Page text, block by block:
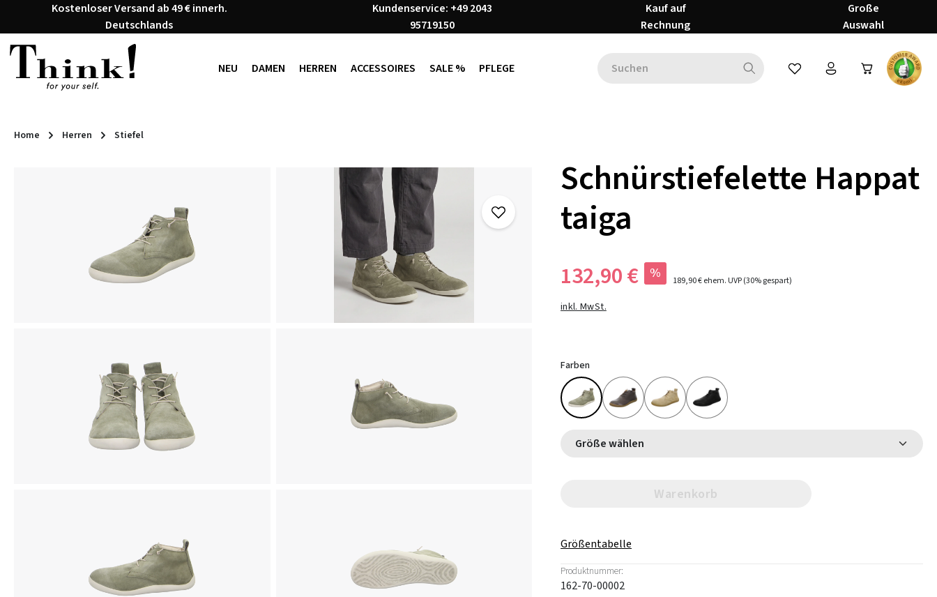
Hauptinhalt springen
Zur Suche springen
Zur Hauptnavigation springen
Kostenloser Versand ab 49 € innerh.
Deutschlands
Kundenservice: +49 2043
95719150
Kauf auf
Rechnung
Große
Auswahl
NEU DAMEN HERREN ACCESSOIRES SALE % PFLEGE Du hast 0 Produkte auf dem
Home Herren Stiefel
Schnürstiefelette Happat
taiga
132,90 € % 189,90 €ehem. UVP(30% gespart)
inkl. MwSt.
Farben
Größe wählen
Warenkorb
Größentabelle
Produktnummer:
162-70-00002